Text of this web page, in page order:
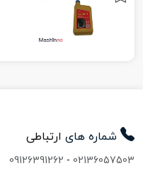
شماره های ارتباطی
02136057503
-
09126391262